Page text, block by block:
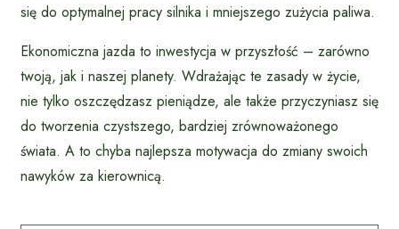
się do optymalnej pracy silnika i mniejszego zużycia paliwa.
Ekonomiczna jazda to inwestycja w przyszłość – zarówno
twoją, jak i naszej planety. Wdrażając te zasady w życie,
nie tylko oszczędzasz pieniądze, ale także przyczyniasz się
do tworzenia czystszego, bardziej zrównoważonego
świata. A to chyba najlepsza motywacja do zmiany swoich
nawyków za kierownicą.